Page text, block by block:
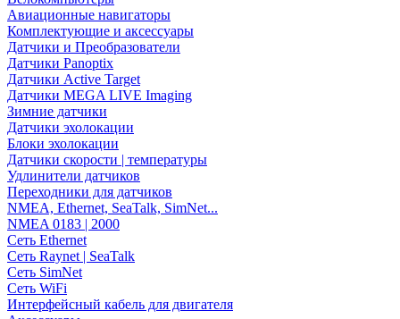
Авиационные навигаторы
Комплектующие и аксессуары
Датчики и Преобразователи
Датчики Panoptix
Датчики Active Target
Датчики MEGA LIVE Imaging
Зимние датчики
Датчики эхолокации
Блоки эхолокации
Датчики скорости | температуры
Удлинители датчиков
Переходники для датчиков
NMEA, Ethernet, SeaTalk, SimNet...
NMEA 0183 | 2000
Сеть Ethernet
Сеть Raynet | SeaTalk
Сеть SimNet
Сеть WiFi
Интерфейсный кабель для двигателя